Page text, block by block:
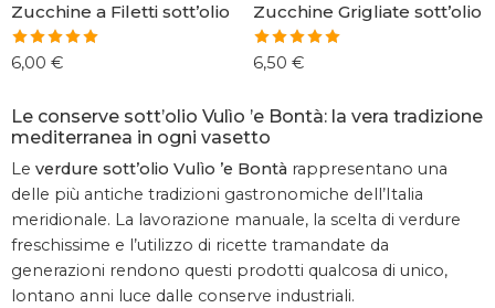
Zucchine a Filetti sott’olio
Valutato
6,00 €
Zucchine Grigliate sott’olio
Valutato
6,50 €
Le conserve sott’olio Vulìo ’e Bontà: la vera tradizione
mediterranea in ogni vasetto
Le verdure sott’olio Vulìo ’e Bontà rappresentano una
delle più antiche tradizioni gastronomiche dell’Italia
meridionale. La lavorazione manuale, la scelta di verdure
freschissime e l’utilizzo di ricette tramandate da
generazioni rendono questi prodotti qualcosa di unico,
lontano anni luce dalle conserve industriali.